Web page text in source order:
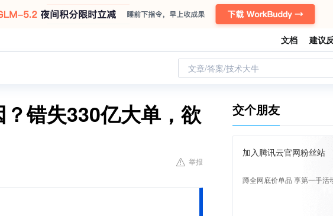
文档 建议
文章/答案/技术大牛
错失330亿大单，欲
举报
交个朋友
加入腾讯云官网粉丝站
蹲全网底价单品 享第一手活